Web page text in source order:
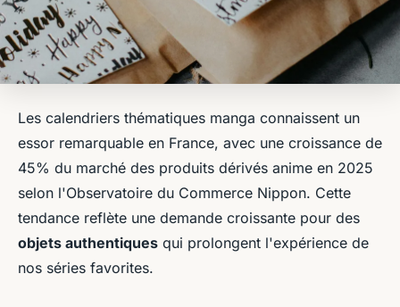
Les calendriers thématiques manga connaissent un
essor remarquable en France, avec une croissance de
45% du marché des produits dérivés anime en 2025
selon l'Observatoire du Commerce Nippon. Cette
tendance reflète une demande croissante pour des
objets authentiques qui prolongent l'expérience de
nos séries favorites.